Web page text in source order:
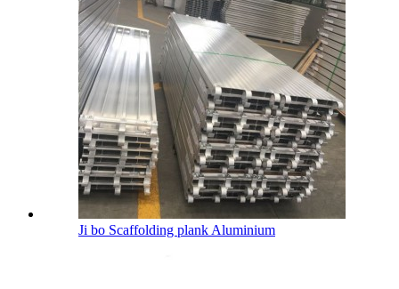
Ji bo Scaffolding plank Aluminium